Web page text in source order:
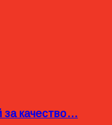
за качество…